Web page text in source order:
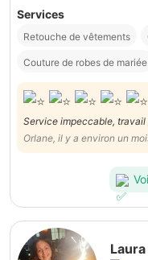
Services
Retouche de vêtements
Couture de robes de mariée
Service impeccable,
recommande vivement
Orlane, il y a environ un
Laura